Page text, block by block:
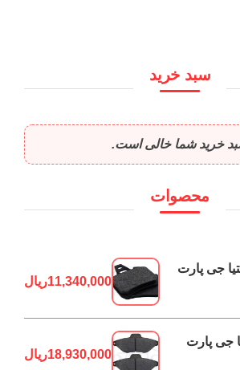
سبد خرید
خرید شما خالی است.
محصوات
جی پارت
11,340,000ریال
جی پارت
18,930,000ریال